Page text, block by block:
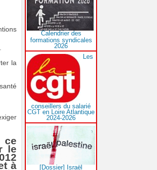
la
le
à
Calendrier des
formations syndicales
2026
Les
conseillers du salarié
CGT en Loire Atlantique
2024-2026
[Dossier] Israël